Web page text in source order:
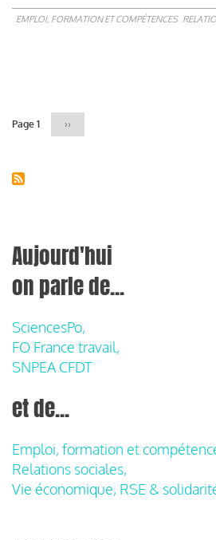
EMPLOI, FORMATION ET COMPÉTENCES
Page 1
Page
››
Aujourd'hui
on parle de...
SciencesPo,
FO France travail,
SNPEA CFDT
et de...
Emploi, formation et
Relations sociales,
Vie économique, RSE &